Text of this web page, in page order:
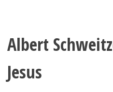
Albert
Jesus